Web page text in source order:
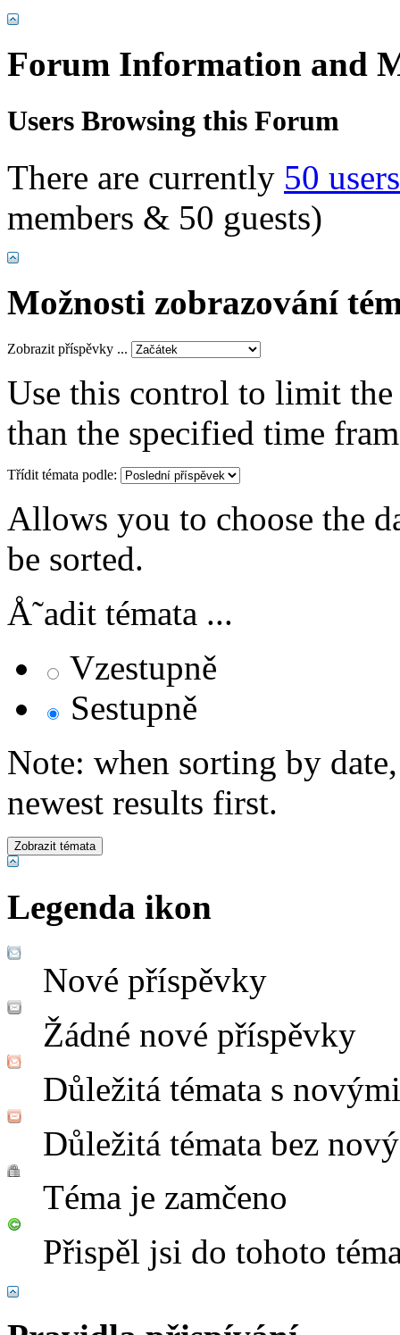
Forum Information and
Users Browsing this Forum
There are currently 50
members & 50 guests)
Možnosti zobrazování
Zobrazit příspěvky ...
Use this control to limit
than the specified time
Třídit témata podle:
Allows you to choose the
be sorted.
Å˜adit témata ...
Vzestupně
Sestupně
Note: when sorting by
newest results first.
Legenda ikon
Nové příspěvky
Žádné nové příspěvky
Důležitá témata s
Důležitá témata bez
Téma je zamčeno
Přispěl jsi do tohoto